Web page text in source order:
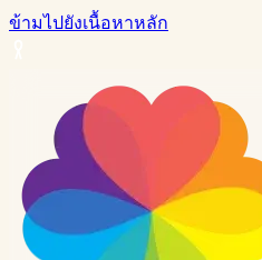
ข้ามไปยังเนื้อหาหลัก